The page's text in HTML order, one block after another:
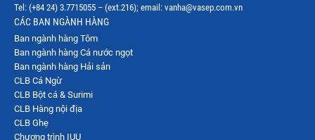
Tel: (+84 24) 3.7715055 – (ext.216); email: vanha@vasep.com.vn
CÁC BAN NGÀNH HÀNG
Ban ngành hàng Tôm
Ban ngành hàng Cá nước ngọt
Ban ngành hàng Hải sản
CLB Cá Ngừ
CLB Bột cá & Surimi
CLB Hàng nội địa
CLB Ghẹ
Chương trình IUU